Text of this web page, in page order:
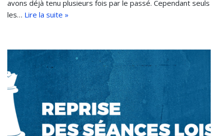
avons déjà tenu plusieurs fois par le passé. Cependant seuls
les… Lire la suite »